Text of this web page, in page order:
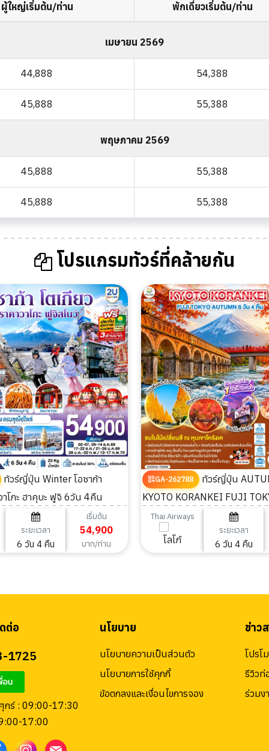
ผู้ใหญ่เริ่มต้น/ท่าน พักเดี่ยวเริ่มต้น/ท่าน
เมษายน 2569
44,888 54,388
45,888 55,388
พฤษภาคม 2569
45,888 55,388
45,888 55,388
โปรแกรมทัวร์ที่คล้ายกัน
ทัวร์ญี่ปุ่น Winter โอซาก้า
าโกะ ฮาคุบะ ฟูจิ 6วัน 4คืน
ระยะเวลา
6 วัน 4 คืน
เริ่มต้น
54,900
บาท/ท่าน
GA-262788
ทัวร์ญี่ปุ่น AUTUMN OSAKA
KYOTO KORANKEI FUJI
Thai Airways
ระยะเวลา
6 วัน 4 คืน
ต่อ
1725
ร์ : 09:00-17:30
17:00
นโยบาย
นโยบายความเป็นส่วนตัว
นโยบายการใช้คุกกี้
ข้อตกลงและเงื่อนไขการจอง
ข่าว
โปรโ
รีวิวท่
ร่วมง